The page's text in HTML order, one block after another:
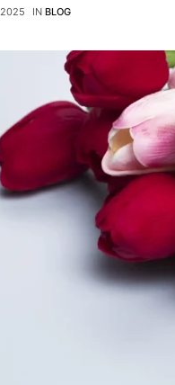
IN BLOG